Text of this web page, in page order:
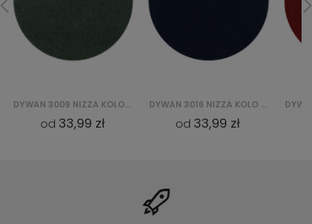
DYWAN 3009 NIZZA KOLO - ZIELONY
od 33,99 zł
DYWAN 3016 NIZZA KOLO - GRANATOWY
od 33,99 zł